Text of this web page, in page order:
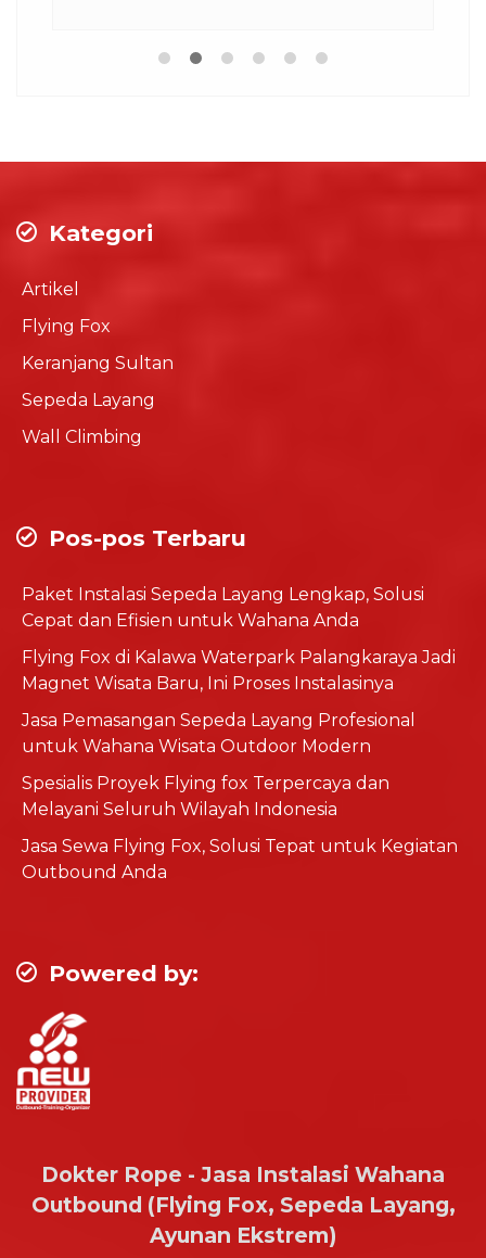
Kategori
Artikel
Flying Fox
Keranjang Sultan
Sepeda Layang
Wall Climbing
Pos-pos Terbaru
Paket Instalasi Sepeda Layang Lengkap, Solusi
Cepat dan Efisien untuk Wahana Anda
Flying Fox di Kalawa Waterpark Palangkaraya Jadi
Magnet Wisata Baru, Ini Proses Instalasinya
Jasa Pemasangan Sepeda Layang Profesional
untuk Wahana Wisata Outdoor Modern
Spesialis Proyek Flying fox Terpercaya dan
Melayani Seluruh Wilayah Indonesia
Jasa Sewa Flying Fox, Solusi Tepat untuk Kegiatan
Outbound Anda
Powered by:
Dokter Rope - Jasa Instalasi Wahana
Outbound (Flying Fox, Sepeda Layang,
Ayunan Ekstrem)